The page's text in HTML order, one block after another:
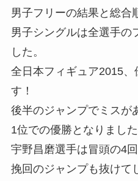
男子フリーの結果と総合
男子シングルは全選手の
した。
全日本フィギュア2015
す！
後半のジャンプでミスが
1位での優勝となりました
宇野昌磨選手は冒頭の4
挽回のジャンプも抜けて